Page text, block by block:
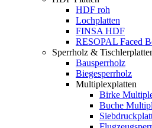
HDF roh
Lochplatten
FINSA HDF
RESOPAL Faced
Sperrholz &
Bausperrholz
Biegesperrholz
Multiplexplatten
Birke
Buche